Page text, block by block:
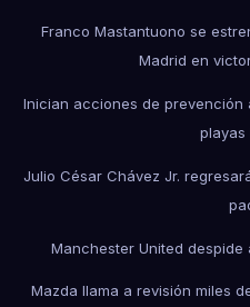
Franco Mastantuono se
Madrid en
Inician acciones de
playas
Julio César Chávez Jr.
Manchester United despide
Mazda llama a revisión miles